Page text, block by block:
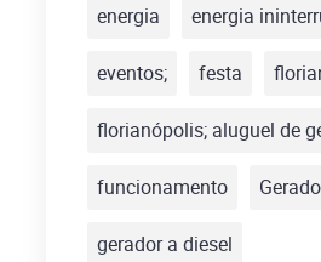
energia energia
eventos; festa
florianópolis; aluguel de
funcionamento
gerador a diesel